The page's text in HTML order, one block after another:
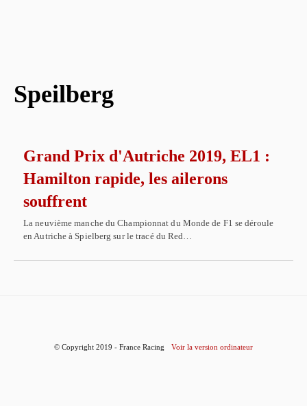
Speilberg
Grand Prix d'Autriche 2019, EL1 :
Hamilton rapide, les ailerons
souffrent
La neuvième manche du Championnat du Monde de F1 se déroule
en Autriche à Spielberg sur le tracé du Red…
© Copyright 2019 - France Racing Voir la version ordinateur